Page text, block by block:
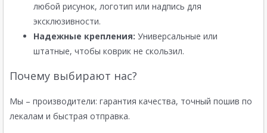
любой рисунок, логотип или надпись для
эксклюзивности.
Надежные крепления: Универсальные или
штатные, чтобы коврик не скользил.
Почему выбирают нас?
Мы – производители: гарантия качества, точный пошив по
лекалам и быстрая отправка.